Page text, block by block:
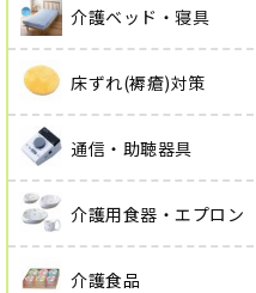
介護ベッド・寝具
床ずれ(褥瘡)対策
通信・助聴器具
介護用食器・エプロン
介護食品